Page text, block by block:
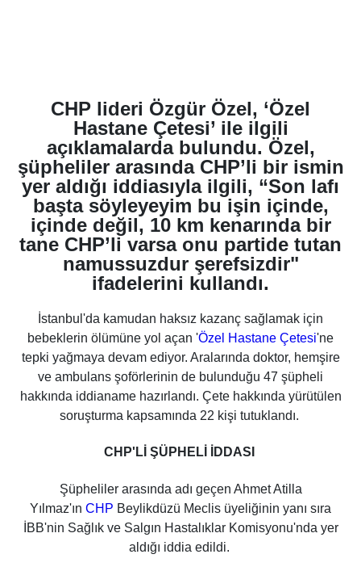
CHP lideri Özgür Özel, ‘Özel
Hastane Çetesi’ ile ilgili
açıklamalarda bulundu. Özel,
şüpheliler arasında CHP’li bir ismin
yer aldığı iddiasıyla ilgili, “Son lafı
başta söyleyeyim bu işin içinde,
içinde değil, 10 km kenarında bir
tane CHP’li varsa onu partide tutan
namussuzdur şerefsizdir"
ifadelerini kullandı.
İstanbul'da kamudan haksız kazanç sağlamak için
bebeklerin ölümüne yol açan 'Özel Hastane Çetesi'ne
tepki yağmaya devam ediyor. Aralarında doktor, hemşire
ve ambulans şoförlerinin de bulunduğu 47 şüpheli
hakkında iddianame hazırlandı. Çete hakkında yürütülen
soruşturma kapsamında 22 kişi tutuklandı.
CHP'Lİ ŞÜPHELİ İDDASI
Şüpheliler arasında adı geçen Ahmet Atilla
Yılmaz'ın CHP Beylikdüzü Meclis üyeliğinin yanı sıra
İBB'nin Sağlık ve Salgın Hastalıklar Komisyonu'nda yer
aldığı iddia edildi.